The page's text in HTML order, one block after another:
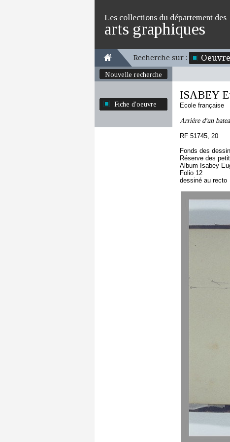
Les collections du département des
arts graphiques
Recherche sur :
Nouvelle recherche
Fiche d'oeuvre
ISABEY
Ecole française
Arrière d'un
RF 51745, 20
Fonds des
Réserve des
Album Isabey
Folio 12
dessiné au recto